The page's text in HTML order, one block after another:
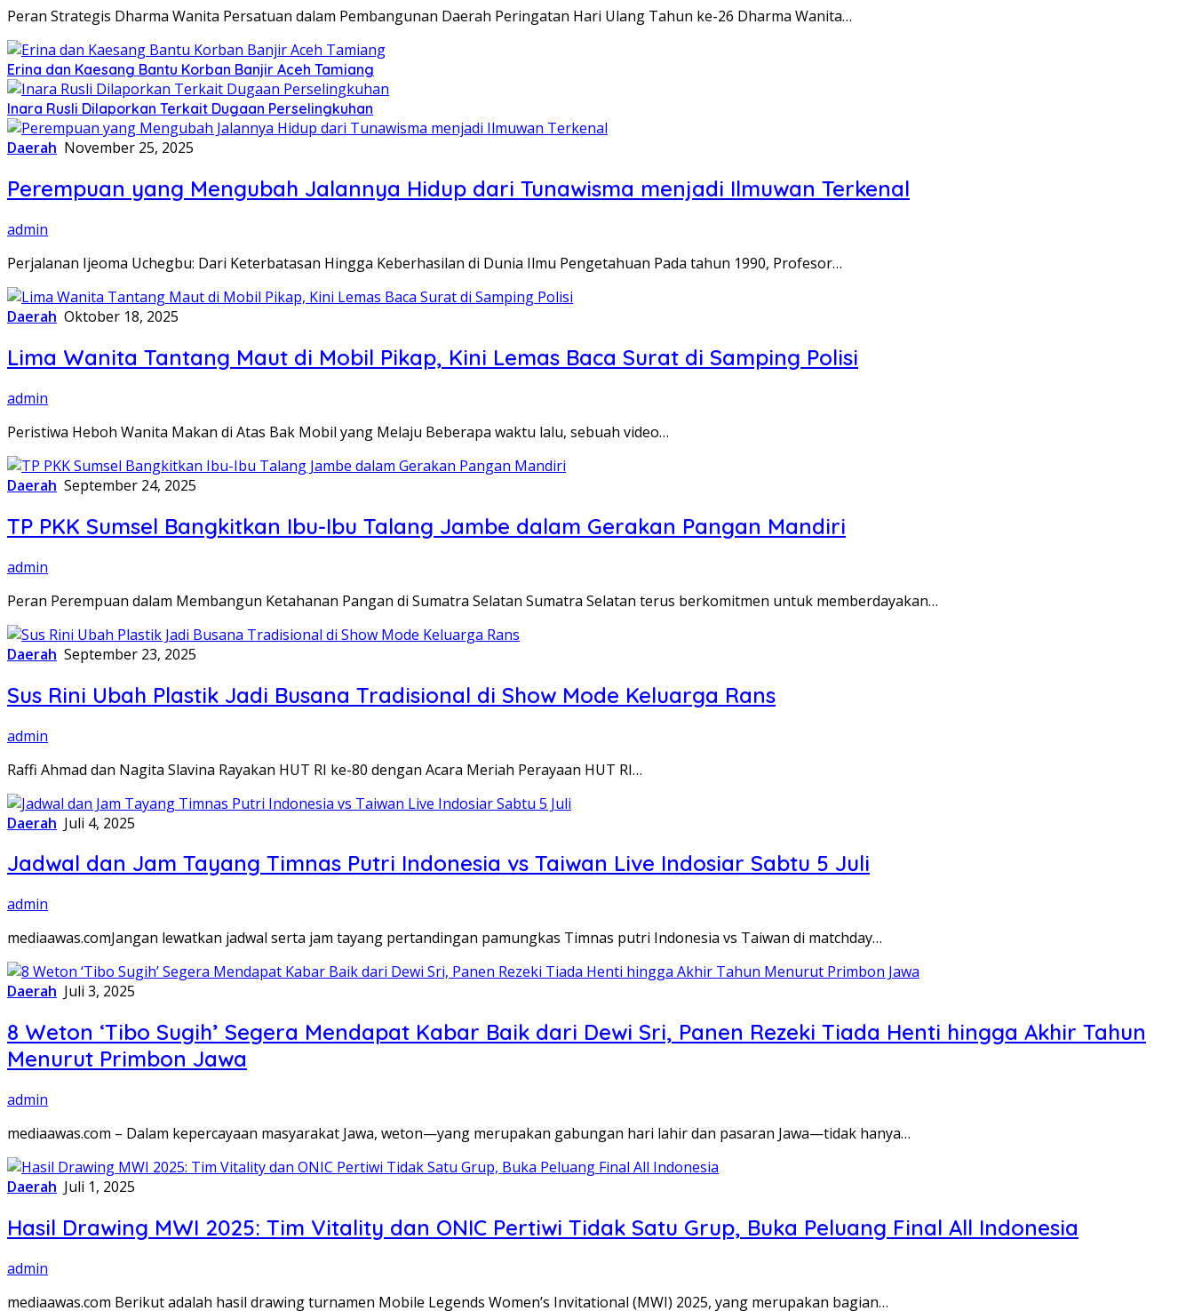
Peran Strategis Dharma Wanita Persatuan dalam Pembangunan Daerah Peringatan Hari Ulang Tahun ke-26 Dharma Wanita…
Erina dan Kaesang Bantu Korban Banjir Aceh Tamiang
Inara Rusli Dilaporkan Terkait Dugaan Perselingkuhan
Daerah November 25, 2025
Perempuan yang Mengubah Jalannya Hidup dari Tunawisma menjadi Ilmuwan Terkenal
admin
Perjalanan Ijeoma Uchegbu: Dari Keterbatasan Hingga Keberhasilan di Dunia Ilmu Pengetahuan Pada tahun 1990, Profesor…
Daerah Oktober 18, 2025
Lima Wanita Tantang Maut di Mobil Pikap, Kini Lemas Baca Surat di Samping Polisi
admin
Peristiwa Heboh Wanita Makan di Atas Bak Mobil yang Melaju Beberapa waktu lalu, sebuah video…
Daerah September 24, 2025
TP PKK Sumsel Bangkitkan Ibu-Ibu Talang Jambe dalam Gerakan Pangan Mandiri
admin
Peran Perempuan dalam Membangun Ketahanan Pangan di Sumatra Selatan Sumatra Selatan terus berkomitmen untuk memberdayakan…
Daerah September 23, 2025
Sus Rini Ubah Plastik Jadi Busana Tradisional di Show Mode Keluarga Rans
admin
Raffi Ahmad dan Nagita Slavina Rayakan HUT RI ke-80 dengan Acara Meriah Perayaan HUT RI…
Daerah Juli 4, 2025
Jadwal dan Jam Tayang Timnas Putri Indonesia vs Taiwan Live Indosiar Sabtu 5 Juli
admin
mediaawas.comJangan lewatkan jadwal serta jam tayang pertandingan pamungkas Timnas putri Indonesia vs Taiwan di matchday…
Daerah Juli 3, 2025
8 Weton ‘Tibo Sugih’ Segera Mendapat Kabar Baik dari Dewi Sri, Panen Rezeki Tiada Henti hingga Akhir Tahun
Menurut Primbon Jawa
admin
mediaawas.com – Dalam kepercayaan masyarakat Jawa, weton—yang merupakan gabungan hari lahir dan pasaran Jawa—tidak hanya…
Daerah Juli 1, 2025
Hasil Drawing MWI 2025: Tim Vitality dan ONIC Pertiwi Tidak Satu Grup, Buka Peluang Final All Indonesia
admin
mediaawas.com Berikut adalah hasil drawing turnamen Mobile Legends Women’s Invitational (MWI) 2025, yang merupakan bagian…